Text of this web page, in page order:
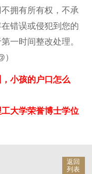
拥有所有权，不承
错误或侵犯到您的
一时间整改处理。
小孩的户口怎么
大学荣誉博士学位
返回
列表